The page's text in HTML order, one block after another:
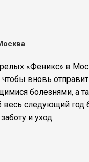
«Феникс» в
вновь
болезнями, а
весь следующий год
и уход.